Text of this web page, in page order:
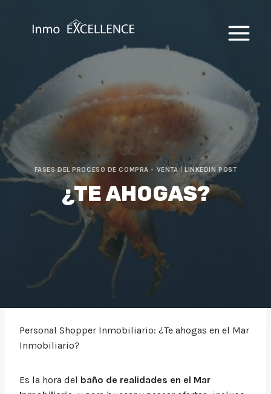
contenido
FASES DEL PROCESO DE COMPRA - VENTA| LINKEDIN POST
¿TE AHOGAS?
Personal Shopper Inmobiliario: ¿Te ahogas en el Mar
Inmobiliario?
Es la hora del baño de realidades en el Mar